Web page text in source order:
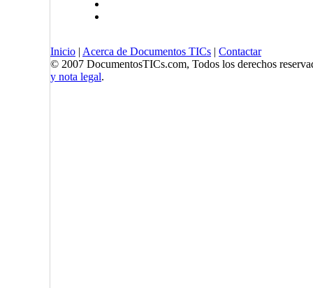
Inicio | Acerca de Documentos TICs | Contactar
© 2007 DocumentosTICs.com, Todos los derechos
y nota legal.